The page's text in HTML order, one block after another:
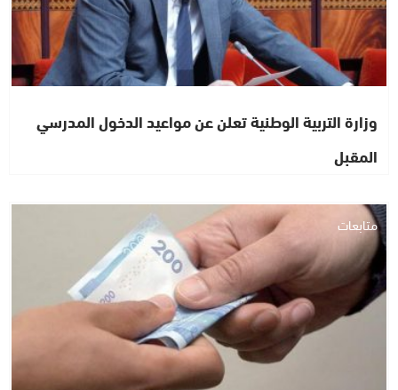
وزارة التربية الوطنية تعلن عن مواعيد الدخول المدرسي
المقبل
متابعات